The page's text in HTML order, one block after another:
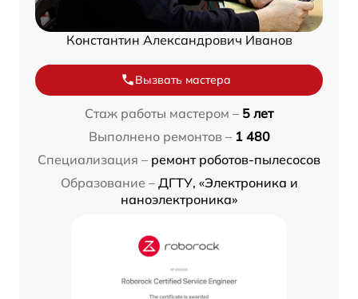
Константин Александрович Иванов
Вызвать мастера
Стаж работы мастером – 5 лет
Выполнено ремонтов – 1 480
Специализация – ремонт роботов-пылесосов
Образование – ДГТУ, «Электроника и
наноэлектроника»